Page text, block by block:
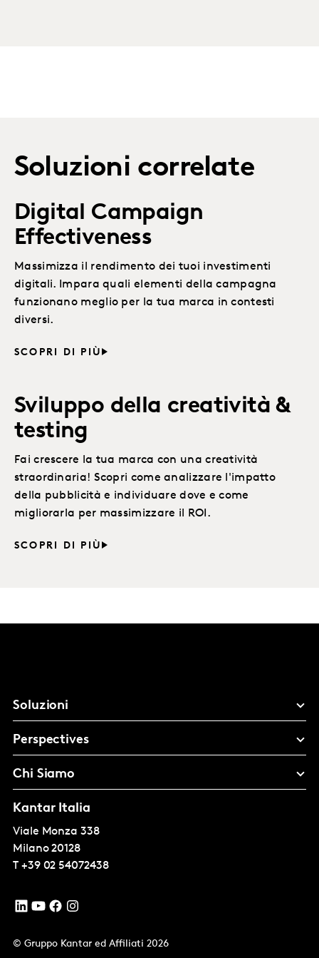
Soluzioni correlate
Digital Campaign
Effectiveness
Massimizza il rendimento dei tuoi investimenti
digitali. Impara quali elementi della campagna
funzionano meglio per la tua marca in contesti
diversi.
SCOPRI DI PIÙ
Sviluppo della creatività &
testing
Fai crescere la tua marca con una creatività
straordinaria! Scopri come analizzare l'impatto
della pubblicità e individuare dove e come
migliorarla per massimizzare il ROI.
SCOPRI DI PIÙ
Soluzioni
Perspectives
Chi Siamo
Kantar Italia
Viale Monza 338
Milano 20128
T +39 02 54072438
© Gruppo Kantar ed Affiliati 2026